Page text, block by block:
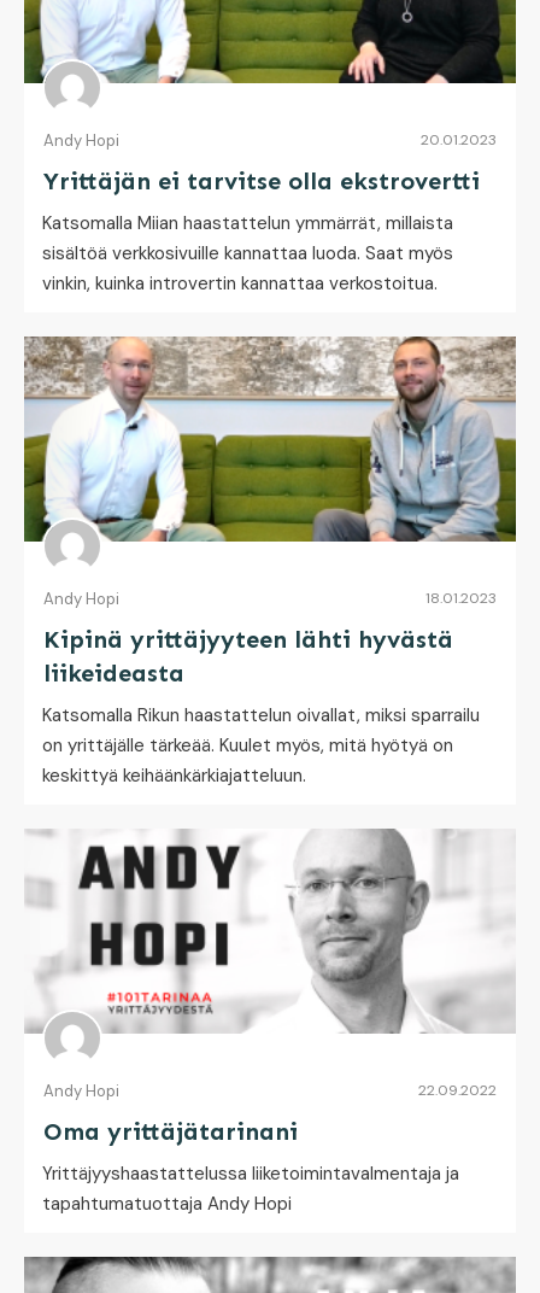
Andy Hopi 20.01.2023
Yrittäjän ei tarvitse olla ekstrovertti
Katsomalla Miian haastattelun ymmärrät, millaista
sisältöä verkkosivuille kannattaa luoda. Saat myös
vinkin, kuinka introvertin kannattaa verkostoitua.
Andy Hopi 18.01.2023
Kipinä yrittäjyyteen lähti hyvästä
liikeideasta
Katsomalla Rikun haastattelun oivallat, miksi sparrailu
on yrittäjälle tärkeää. Kuulet myös, mitä hyötyä on
keskittyä keihäänkärkiajatteluun.
Andy Hopi 22.09.2022
Oma yrittäjätarinani
Yrittäjyyshaastattelussa liiketoimintavalmentaja ja
tapahtumatuottaja Andy Hopi